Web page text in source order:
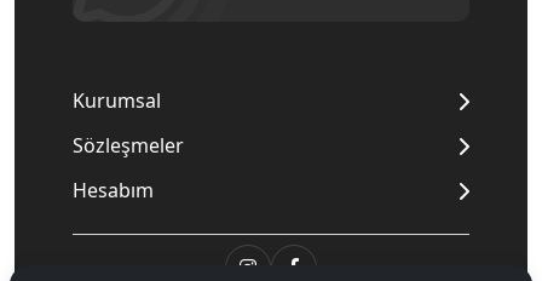
Kurumsal
Sözleşmeler
Hesabım